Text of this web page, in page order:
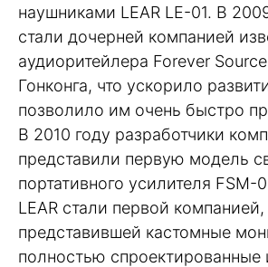
наушниками LEAR LE-01. В
стали дочерней компанией
аудиоритейлера Forever
Гонконга, что ускорило
позволило им очень быстро
В 2010 году разработчики
представили первую модель
портативного усилителя FSM-
LEAR стали первой компанией,
представившей кастомные
полностью спроектированные